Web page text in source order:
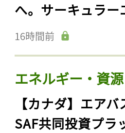
へ。サーキュラー
16時間前
エネルギー・資源
【カナダ】エア
SAF共同投資プラ